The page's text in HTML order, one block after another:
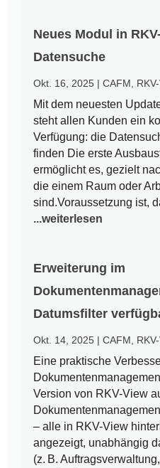
Neues Modul in
Datensuche
Okt. 16, 2025 |CAFM
Mit dem neuesten
steht allen Kunden ein
Verfügung: die
finden Die erste
ermöglicht es, gezielt
die einem Raum oder
sind.Voraussetzung ist,
...weiterlesen
Erweiterung im
Datumsfilter
Okt. 14, 2025 |CAFM
Eine praktische
Version von RKV-View
– alle in RKV-View
angezeigt, unabhängig
(z. B.